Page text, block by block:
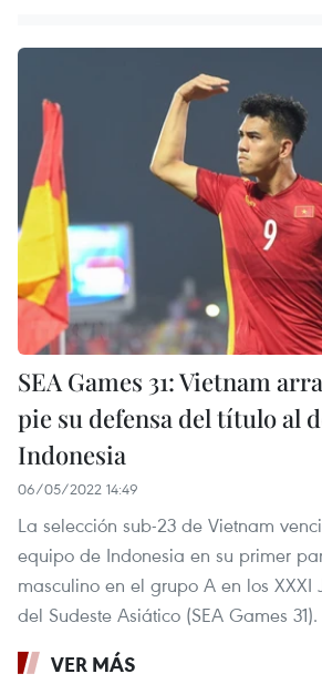
SEA Games 31: Vietnam
pie su defensa del título al
Indonesia
06/05/2022 14:49
La selección sub-23 de Vietnam
equipo de Indonesia en su primer
masculino en el grupo A en los XXXI
del Sudeste Asiático (SEA Games 31).
VER MÁS